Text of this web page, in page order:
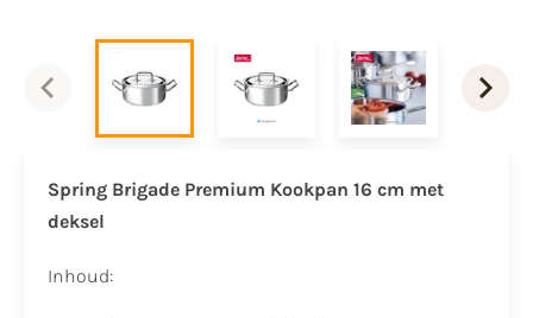
Spring Brigade Premium Kookpan 16 cm met
deksel
Inhoud: